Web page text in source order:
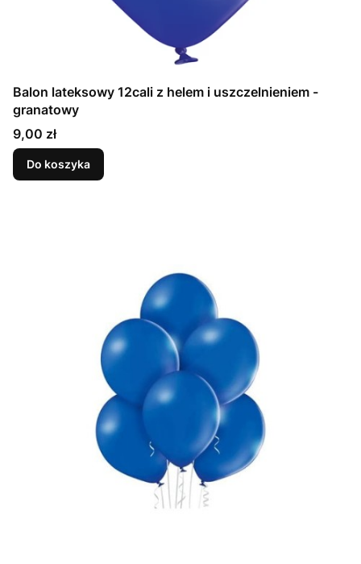
Balon lateksowy 12cali z helem i uszczelnieniem -
granatowy
Cena
9,00 zł
Do koszyka